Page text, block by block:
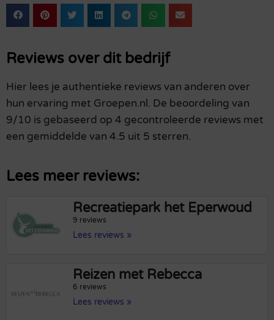
Reviews over dit bedrijf
Hier lees je authentieke reviews van anderen over
hun ervaring met Groepen.nl. De beoordeling van
9/10 is gebaseerd op 4 gecontroleerde reviews met
een gemiddelde van 4.5 uit 5 sterren.
Lees meer reviews:
Recreatiepark het Eperwoud
9 reviews
Lees reviews »
Reizen met Rebecca
6 reviews
Lees reviews »